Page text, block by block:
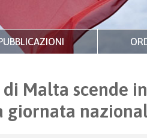
Malta scende
giornata